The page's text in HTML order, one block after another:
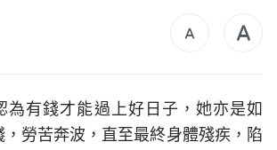
為有錢才能過上好日子，她亦是如
，勞苦奔波，直至最終身體殘疾，陷